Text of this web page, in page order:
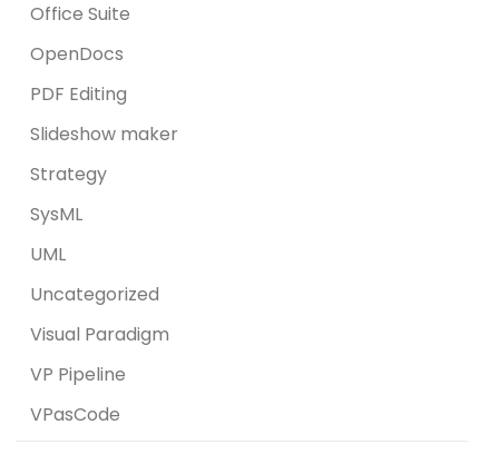
Office Suite
OpenDocs
PDF Editing
Slideshow maker
Strategy
SysML
UML
Uncategorized
Visual Paradigm
VP Pipeline
VPasCode